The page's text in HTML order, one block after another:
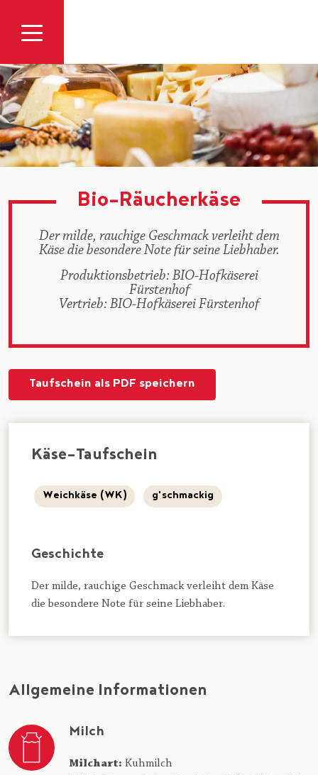
Bio-Räucherkäse
Der milde, rauchige Geschmack verleiht dem
Käse die besondere Note für seine Liebhaber.
Produktionsbetrieb: BIO-Hofkäserei
Fürstenhof
Vertrieb: BIO-Hofkäserei Fürstenhof
Taufschein als PDF speichern
Käse-Taufschein
Weichkäse (WK) g'schmackig
Geschichte
Der milde, rauchige Geschmack verleiht dem Käse
die besondere Note für seine Liebhaber.
Allgemeine Informationen
Milch
Milchart: Kuhmilch